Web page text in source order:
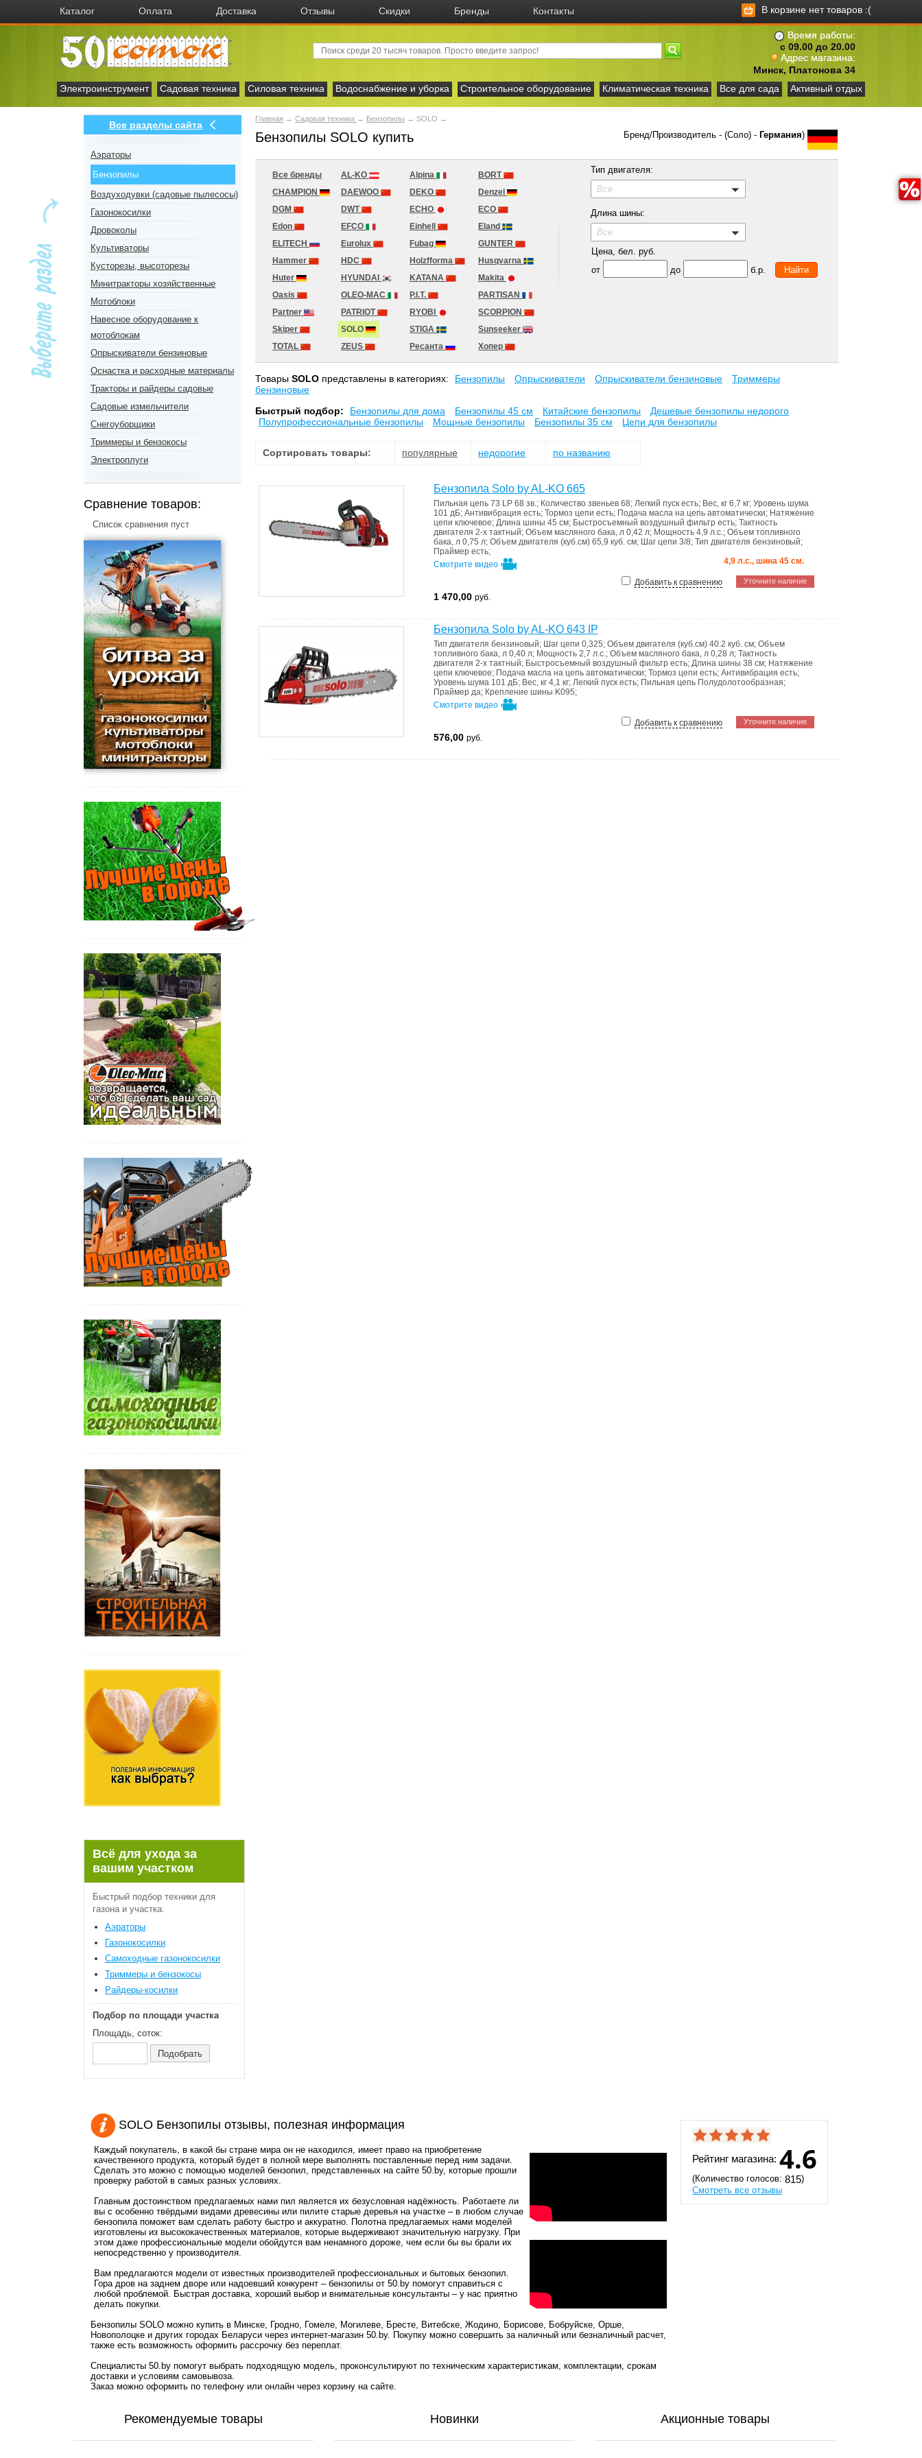
Каталог Оплата Доставка Отзывы Скидки Бренды Контакты В корзине нет товаров :(
Время работы:
с 09.00 до 20.00
Адрес магазина:
Минск, Платонова 34
Электроинструмент
Садовая техника Силовая техника Водоснабжение и уборка Строительное оборудование Климатическая техника Все для сада Активный отдых
Все разделы сайта
Аэраторы
Бензопилы
Воздуходувки (садовые пылесосы)
Газонокосилки
Дровоколы
Культиваторы
Кусторезы, высоторезы
Минитракторы хозяйственные
Мотоблоки
Навесное оборудование к
мотоблокам
Опрыскиватели бензиновые
Оснастка и расходные материалы
Тракторы и райдеры садовые
Садовые измельчители
Снегоуборщики
Триммеры и бензокосы
Электроплуги
Сравнение товаров:
Список сравнения пуст
Всё для ухода за
вашим участком
Быстрый подбор техники для
газона и участка:
Аэраторы
Газонокосилки
Самоходные газонокосилки
Триммеры и бензокосы
Райдеры-косилки
Подбор по площади участка
Площадь, соток:
Главная → Садовая техника → Бензопилы → SOLO →
Бензопилы SOLO купить Бренд/Производитель - (Соло) - Германия)
Все бренды AL-KO Alpina
BORT
CHAMPION
DAEWOO DEKO
Denzel
DGM
DWT ECHO
ECO
Edon
EFCO Einhell
Eland
ELITECH
Eurolux Fubag
GUNTER
Hammer
HDC Holzfforma
Husqvarna
Huter
HYUNDAI KATANA
Makita
Oasis
OLEO-MAC P.I.T.
PARTISAN
Partner
PATRIOT RYOBI
SCORPION
Skiper
SOLO STIGA
Sunseeker
TOTAL
ZEUS Ресанта Хопер
Тип двигателя:
Все
Длина шины:
Все
Цена, бел. руб.
от
до б.р.
Товары SOLO представлены в категориях: Бензопилы Опрыскиватели Опрыскиватели бензиновые
Триммеры
бензиновые
Быстрый подбор:
Бензопилы для дома Бензопилы 45 см Китайские бензопилы
Дешевые бензопилы недорого
Полупрофессиональные бензопилы
Мощные бензопилы Бензопилы 35 см Цепи для бензопилы
Сортировать товары: популярные недорогие по названию
Бензопила Solo by AL-KO 665
Пильная цепь 73 LP 68 зв.; Количество звеньев 68; Легкий пуск есть; Вес, кг 6,7 кг; Уровень шума
101 дБ; Антивибрация есть; Тормоз цепи есть; Подача масла на цепь автоматически; Натяжение
цепи ключевое; Длина шины 45 см; Быстросъемный воздушный фильтр есть; Тактность
двигателя 2-х тактный; Объем масляного бака, л 0,42 л; Мощность 4,9 л.с.; Объем топливного
бака, л 0,75 л; Объем двигателя (куб.см) 65,9 куб. см; Шаг цепи 3/8; Тип двигателя бензиновый;
Праймер есть;
4,9 л.с., шина 45 см.
Смотрите видео
Уточните наличие
Добавить к сравнению
1 470,00 руб.
Бензопила Solo by AL-KO 643 IP
Тип двигателя бензиновый; Шаг цепи 0,325; Объем двигателя (куб.см) 40.2 куб. см; Объем
топливного бака, л 0,40 л; Мощность 2,7 л.с.; Объем масляного бака, л 0,28 л; Тактность
двигателя 2-х тактный; Быстросъемный воздушный фильтр есть; Длина шины 38 см; Натяжение
цепи ключевое; Подача масла на цепь автоматически; Тормоз цепи есть; Антивибрация есть;
Уровень шума 101 дБ; Вес, кг 4,1 кг; Легкий пуск есть; Пильная цепь Полудолотообразная;
Праймер да; Крепление шины K095;
Смотрите видео
Уточните наличие
Добавить к сравнению
576,00 руб.
SOLO Бензопилы отзывы, полезная информация
Каждый покупатель, в какой бы стране мира он не находился, имеет право на приобретение
качественного продукта, который будет в полной мере выполнять поставленные перед ним задачи.
Сделать это можно с помощью моделей бензопил, представленных на сайте 50.by, которые прошли
проверку работой в самых разных условиях.
Главным достоинством предлагаемых нами пил является их безусловная надёжность. Работаете ли
вы с особенно твёрдыми видами древесины или пилите старые деревья на участке – в любом случае
бензопила поможет вам сделать работу быстро и аккуратно. Полотна предлагаемых нами моделей
изготовлены из высококачественных материалов, которые выдерживают значительную нагрузку. При
этом даже профессиональные модели обойдутся вам ненамного дороже, чем если бы вы брали их
непосредственно у производителя.
Вам предлагаются модели от известных производителей профессиональных и бытовых бензопил.
Гора дров на заднем дворе или надоевший конкурент – бензопилы от 50.by помогут справиться с
любой проблемой. Быстрая доставка, хороший выбор и внимательные консультанты – у нас приятно
делать покупки.
Бензопилы SOLO можно купить в Минске, Гродно, Гомеле, Могилеве, Бресте, Витебске, Жодино, Борисове, Бобруйске, Орше,
Новополоцке и других городах Беларуси через интернет-магазин 50.by. Покупку можно совершить за наличный или безналичный расчет,
также есть возможность оформить рассрочку без переплат.
Специалисты 50.by помогут выбрать подходящую модель, проконсультируют по техническим характеристикам, комплектации, срокам
доставки и условиям самовывоза.
Заказ можно оформить по телефону или онлайн через корзину на сайте.
Рейтинг магазина: 4.6
(Количество голосов: 815)
Смотреть все отзывы
Рекомендуемые товары Новинки Акционные товары